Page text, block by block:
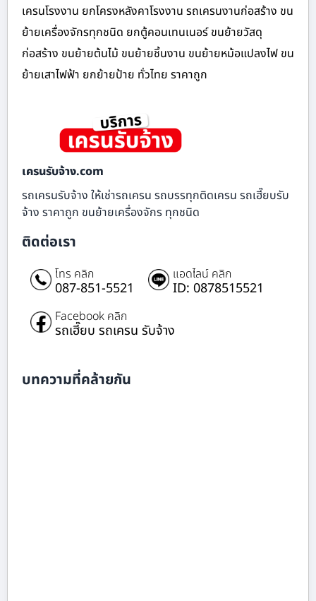
เครนโรงงาน ยกโครงหลังคาโรงงาน รถเครนงานก่อสร้าง ขน
ย้ายเครื่องจักรทุกชนิด ยกตู้คอนเทนเนอร์ ขนย้ายวัสดุ
ก่อสร้าง ขนย้ายต้นไม้ ขนย้ายชิ้นงาน ขนย้ายหม้อแปลงไฟ ขน
ย้ายเสาไฟฟ้า ยกย้ายป้าย ทั่วไทย ราคาถูก
เครนรับจ้าง.com
รถเครนรับจ้าง ให้เช่ารถเครน รถบรรทุกติดเครน รถเฮี๊ยบรับ
จ้าง ราคาถูก ขนย้ายเครื่องจักร ทุกชนิด
ติดต่อเรา
โทร คลิก
087-851-5521
แอดไลน์ คลิก
ID: 0878515521
Facebook คลิก
รถเฮี๊ยบ รถเครน รับจ้าง
บทความที่คล้ายกัน